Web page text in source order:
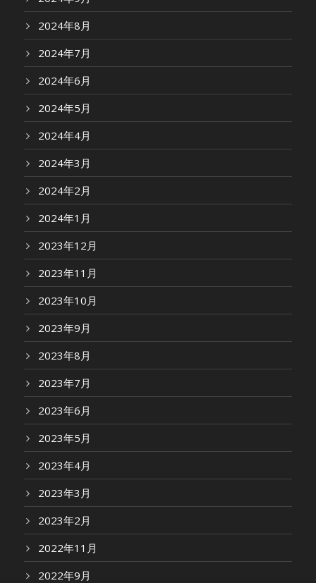
2024年8月
2024年7月
2024年6月
2024年5月
2024年4月
2024年3月
2024年2月
2024年1月
2023年12月
2023年11月
2023年10月
2023年9月
2023年8月
2023年7月
2023年6月
2023年5月
2023年4月
2023年3月
2023年2月
2022年11月
2022年9月